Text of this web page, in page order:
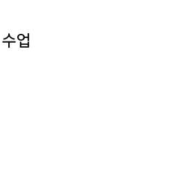
업